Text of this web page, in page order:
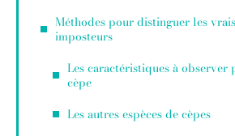
Méthodes pour distinguer les
imposteurs
Les caractéristiques à
cèpe
Les autres espèces de cèpes